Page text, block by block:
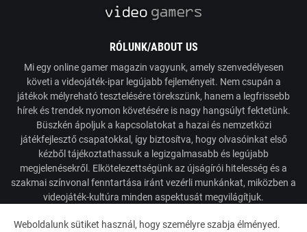
RÓLUNK/ABOUT US
Mi egy online gamer magazin vagyunk, amely szenvedélyesen
követi a videojáték-ipar legújabb fejleményeit. Nem csupán a
játékok mélyreható tesztelésére törekszünk, hanem a legfrissebb
hírek és trendek nyomon követésére is nagy hangsúlyt fektetünk.
Büszkén ápoljuk a kapcsolatokat a hazai és nemzetközi
játékfejlesztő csapatokkal, így biztosítva, hogy olvasóinkat első
kézből tájékoztathassuk a legizgalmasabb és legújabb
megjelenésekről. Elkötelezettségünk az újságírói hitelesség és a
szakmai színvonal fenntartása iránt vezérli munkánkat, miközben a
videojáték-kultúra minden aspektusát megvilágítjuk.
Weboldalunk sütiket használ, hogy személyre szabja élményed.